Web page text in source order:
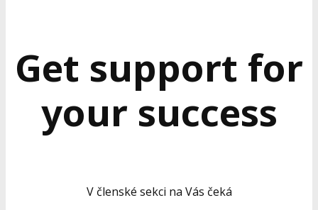
Get support for
your success
V členské sekci na Vás čeká